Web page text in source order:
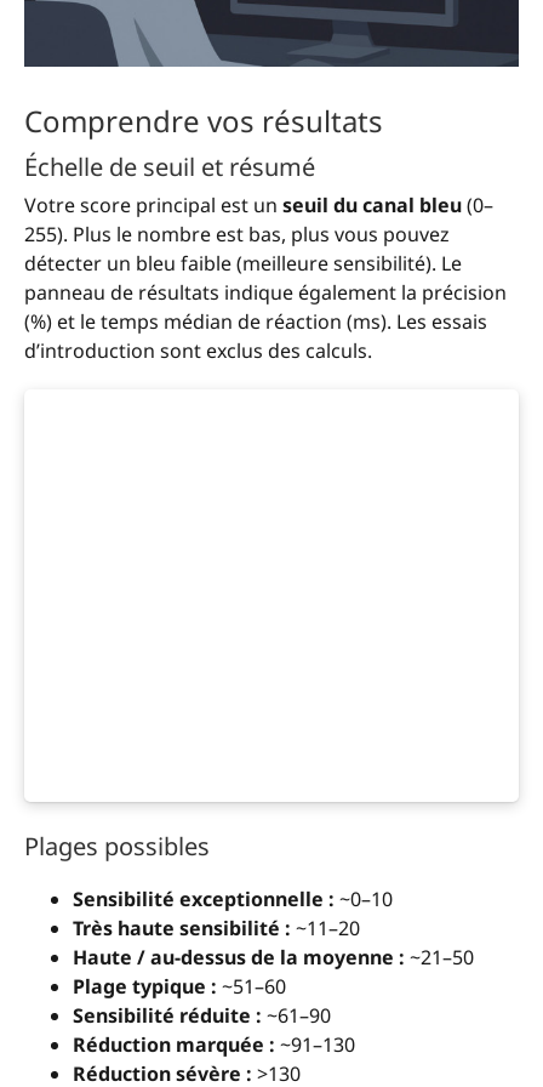
Comprendre vos résultats
Échelle de seuil et résumé
Votre score principal est un seuil du canal bleu(0–
255). Plus le nombre est bas, plus vous pouvez
détecter un bleu faible (meilleure sensibilité). Le
panneau de résultats indique également la précision
(%) et le temps médian de réaction (ms). Les essais
d’introduction sont exclus des calculs.
Plages possibles
Sensibilité exceptionnelle : ~0–10
Très haute sensibilité : ~11–20
Haute / au-dessus de la moyenne : ~21–50
Plage typique : ~51–60
Sensibilité réduite : ~61–90
Réduction marquée : ~91–130
Réduction sévère : >130